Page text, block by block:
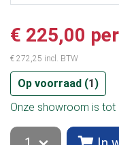
€ 225,00
€ 272,25 incl. BTW
Op voorraad (1)
Onze showroom is tot